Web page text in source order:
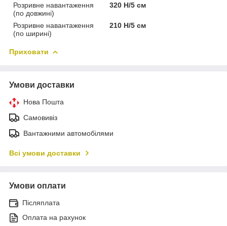
Розривне навантаження
(по довжині)
320 Н/5 см
Розривне навантаження
(по ширині)
210 Н/5 см
Приховати
Умови доставки
Нова Пошта
Самовивіз
Вантажними автомобілями
Всі умови доставки
Умови оплати
Післяплата
Оплата на рахунок